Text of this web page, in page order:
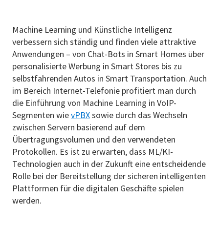
Machine Learning und Künstliche Intelligenz
verbessern sich ständig und finden viele attraktive
Anwendungen – von Chat-Bots in Smart Homes über
personalisierte Werbung in Smart Stores bis zu
selbstfahrenden Autos in Smart Transportation. Auch
im Bereich Internet-Telefonie profitiert man durch
die Einführung von Machine Learning in VoIP-
Segmenten wievPBXsowie durch das Wechseln
zwischen Servern basierend auf dem
Übertragungsvolumen und den verwendeten
Protokollen. Es ist zu erwarten, dass ML/KI-
Technologien auch in der Zukunft eine entscheidende
Rolle bei der Bereitstellung der sicheren intelligenten
Plattformen für die digitalen Geschäfte spielen
werden.